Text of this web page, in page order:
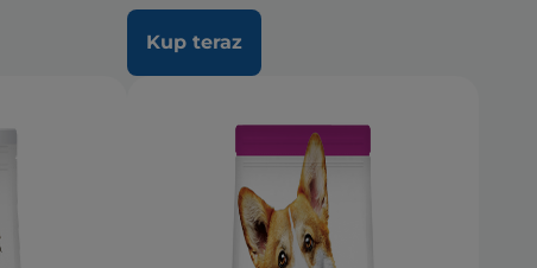
Kup teraz